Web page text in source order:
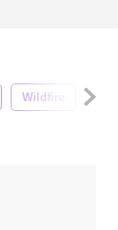
Wildfire